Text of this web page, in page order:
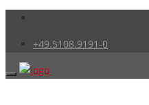
+49.5108.9191-0